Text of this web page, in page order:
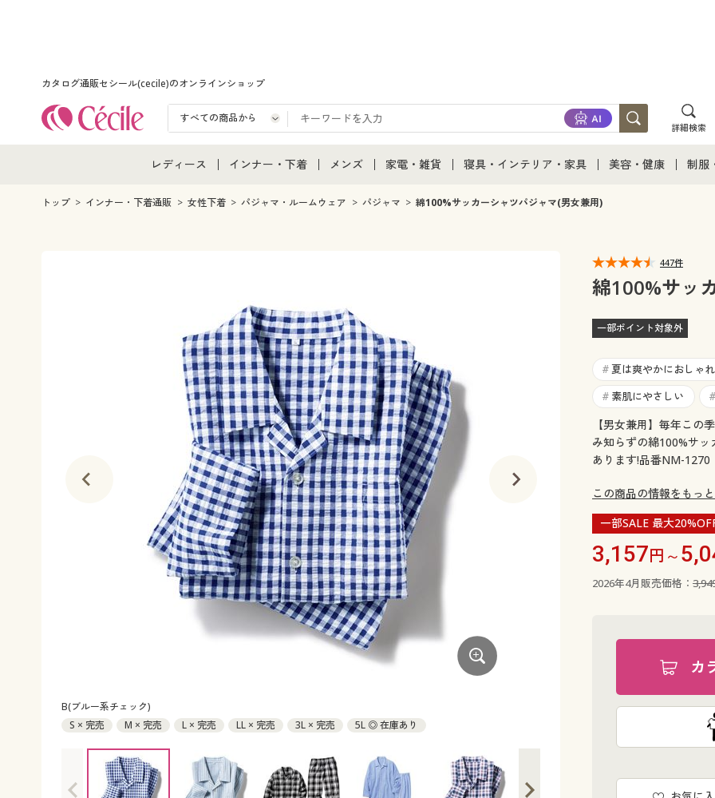
カタログ通販セシール(cecile)のオンラインショップ
詳細検索
レディース
レディース通販すべて
インナー・下着
インナー・下着通販すべて
ジュニア・ティーンズ下着
メンズ
メンズ通販すべて
家電・雑貨
家電・雑貨すべて
寝具・インテリア・家具
寝具・インテリア・家具通販すべて
カーテン・ラグ・ファブリック
美容・健康 制服
ジ
トップ インナー・下着通販 女性下着 パジャマ・ルームウェア パジャマ 綿100%サッカーシャツパジャマ(男女兼用)
B(ブルー系チェック)
S × 完売
M × 完売 L × 完売 LL × 完売 3L × 完売 5L ◎ 在庫あり
447件
綿100%サッ
一部ポイント対象外
# 夏は爽やかにおしゃ
# 素肌にやさしい #
【男女兼用】毎年この
み知らずの綿100%サ
あります!品番NM-1270
この商品の情報をもっ
一部SALE 最大
3,157円～
2026年4月販売価格：
カ